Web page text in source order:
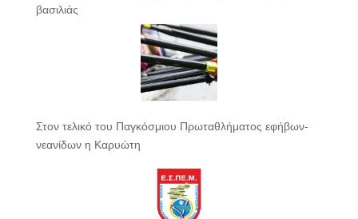
βασιλιάς
Στον τελικό του Παγκόσμιου Πρωταθλήματος εφήβων-
νεανίδων η Καρυώτη